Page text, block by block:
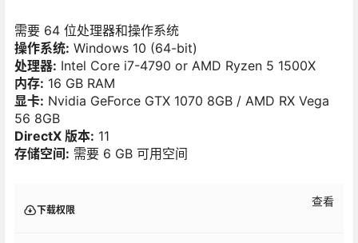
需要 64 位处理器和操作系统
操作系统: Windows 10 (64-bit)
处理器: Intel Core i7-4790 or AMD Ryzen 5 1500X
内存: 16 GB RAM
显卡: Nvidia GeForce GTX 1070 8GB / AMD RX Vega
56 8GB
DirectX 版本: 11
存储空间: 需要 6 GB 可用空间
下载权限
查看